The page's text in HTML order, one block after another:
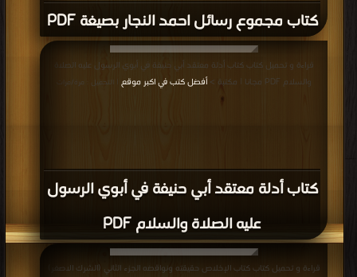
كتاب مجموع رسائل احمد النجار بصيغة PDF
كتاب أدلة معتقد أبي حنيفة في أبوي الرسول
عليه الصلاة والسلام PDF
قراءة و تحميل كتاب كتاب أدلة معتقد أبي حنيفة في أبوي الرسول عليه الصلاة
والسلام PDF مجانا | مكتبة >
أفضل كتب في اكبر موقع | التحميل : مرة/مرات
قراءة و تحميل كتاب كتاب الإخلاص حقيقته ونواقضه الجزء الثاني (الشرك الاصغر)